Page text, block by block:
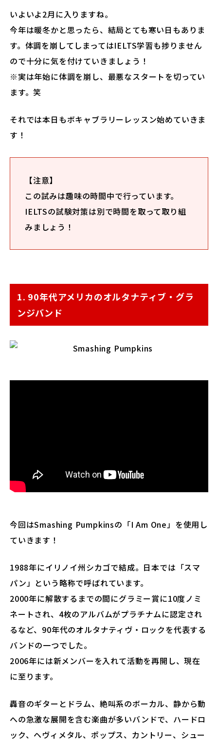
いよいよ2月に入りますね。
今年は暖冬かと思ったら、結局とても寒い日もありま
す。体調を崩してしまってはIELTS学習も捗りません
ので十分に気を付けていきましょう！
※実は年始に体調を崩し、最悪なスタートを切ってい
ます。笑
それでは本日もボキャブラリーレッスン始めていきま
す！
【注意】
この試みは趣味の時間中で行っています。
IELTSの試験対策は別で時間を取って取り組
みましょう！
1. 90年代アメリカのオルタナティブ・グラ
ンジバンド
今回はSmashing Pumpkinsの「I Am One」を使用し
ていきます！
1988年にイリノイ州シカゴで結成。日本では「スマ
パン」という略称で呼ばれています。
2000年に解散するまでの間にグラミー賞に10度ノミ
ネートされ、4枚のアルバムがプラチナムに認定され
るなど、90年代のオルタナティヴ・ロックを代表する
バンドの一つでした。
2006年には新メンバーを入れて活動を再開し、現在
に至ります。
轟音のギターとドラム、絶叫系のボーカル、静から動
への急激な展開を含む楽曲が多いバンドで、ハードロ
ック、ヘヴィメタル、ポップス、カントリー、シュー